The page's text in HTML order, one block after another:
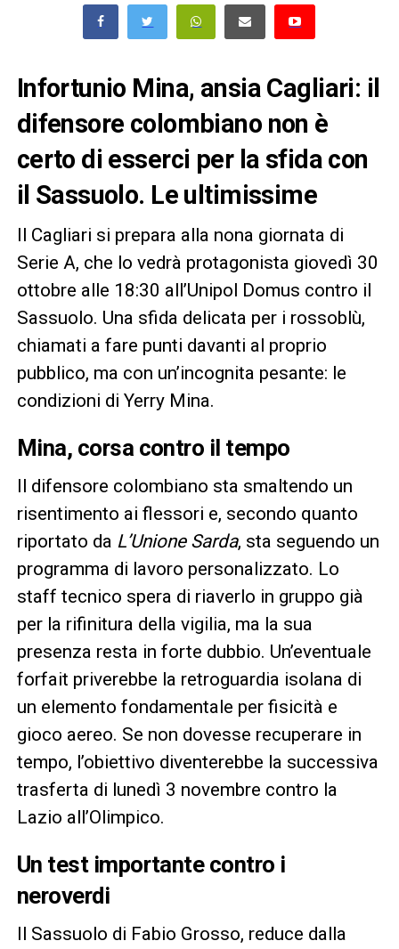
Infortunio Mina, ansia Cagliari: il
difensore colombiano non è
certo di esserci per la sfida con
il Sassuolo. Le ultimissime
Il Cagliari si prepara alla nona giornata di
Serie A, che lo vedrà protagonista giovedì 30
ottobre alle 18:30 all’Unipol Domus contro il
Sassuolo. Una sfida delicata per i rossoblù,
chiamati a fare punti davanti al proprio
pubblico, ma con un’incognita pesante: le
condizioni di Yerry Mina.
Mina, corsa contro il tempo
Il difensore colombiano sta smaltendo un
risentimento ai flessori e, secondo quanto
riportato da L’Unione Sarda, sta seguendo un
programma di lavoro personalizzato. Lo
staff tecnico spera di riaverlo in gruppo già
per la rifinitura della vigilia, ma la sua
presenza resta in forte dubbio. Un’eventuale
forfait priverebbe la retroguardia isolana di
un elemento fondamentale per fisicità e
gioco aereo. Se non dovesse recuperare in
tempo, l’obiettivo diventerebbe la successiva
trasferta di lunedì 3 novembre contro la
Lazio all’Olimpico.
Un test importante contro i
neroverdi
Il Sassuolo di Fabio Grosso, reduce dalla